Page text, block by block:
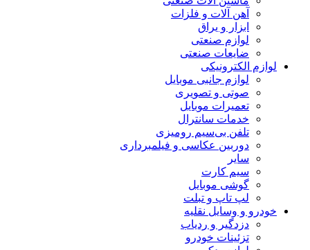
آهن آلات و فلزات
ابزار و یراق
لوازم صنعتی
ضایعات صنعتی
لوازم الکترونیکی
لوازم جانبی موبایل
صوتی و تصویری
تعمیرات موبایل
خدمات سانترال
تلفن بی‌سیم رومیزی
دوربین عکاسی و فیلمبرداری
سایر
سیم کارت
گوشی موبایل
لپ تاپ و تبلت
خودرو و وسایل نقلیه
دزدگیر و ردیاب
تزئینات خودرو